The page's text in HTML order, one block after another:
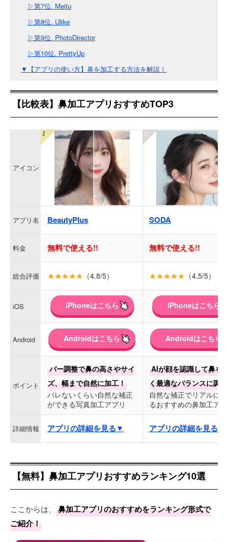
▷第7位. Meitu
▷第8位. Ulike
▷第9位. PhotoDirector
▷第10位. PrettyUp
▼【アプリの使い方】鼻を加工する方法を解説！
【比較表】鼻加工アプリおすすめTOP3
アイコン
アプリ名 BeautyPlus SODA
料金 無料で使える!! 無料で使える!!
総合評価 ★★★★★ （4.8/5） ★★★★★ （4.5/5）
iOS iPhoneはこちら iPhoneはこちら
Android Androidはこちら Androidはこちら
ポイント
バー調整で鼻の高さやサイ
ズ、幅まで自然に加工！
バレないくらい自然な補正
ができる写真加工アプリ
AIが顔を認識して鼻を
く最適なバランスに調
自然な補正でリアルに
るおすすめの鼻加工ア
詳細情報 アプリの詳細を見る▼ アプリの詳細を見る▼
【無料】鼻加工アプリおすすめランキング10選
ここからは、
鼻加工アプリのおすすめをランキング形式で
ご紹介！